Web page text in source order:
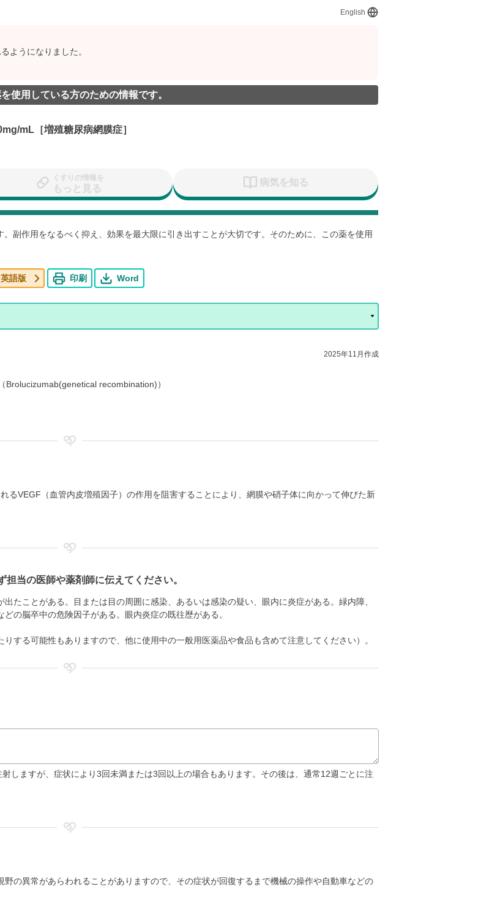
English
ようになりました。
使用している方のための情報です。
mL［増殖糖尿病網膜症］
くすりの情報を
もっと見る
病気を知る
副作用をなるべく抑え、効果を最大限に引き出すことが大切です。そのために、この薬を使用
英語版 印刷 Word
2025年11月作成
Brolucizumab(genetical recombination)）
るVEGF（血管内皮増殖因子）の作用を阻害することにより、網膜や硝子体に向かって伸びた新
当の医師や薬剤師に伝えてください。
たことがある。目または目の周囲に感染、あるいは感染の疑い、眼内に炎症がある。緑内障、
の脳卒中の危険因子がある。眼内炎症の既往歴がある。
する可能性もありますので、他に使用中の一般用医薬品や食品も含めて注意してください）。
しますが、症状により3回未満または3回以上の場合もあります。その後は、通常12週ごとに注
の異常があらわれることがありますので、その症状が回復するまで機械の操作や自動車などの